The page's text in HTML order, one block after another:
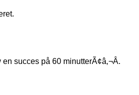
succes på 60 minutterÃ¢â‚¬Â.